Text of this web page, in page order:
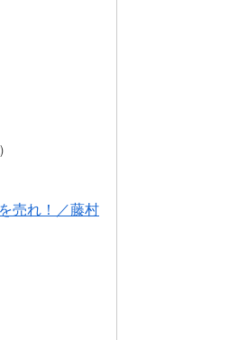
売れ！／藤村